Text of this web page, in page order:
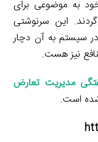
به موضوعی برای
این سرنوشتی
سیستم به آن دچار
نیز هست.
مدیریت تعارض